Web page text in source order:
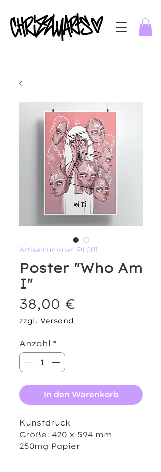
Artikelnummer: PL001
Poster "Who Am
I"
38,00 €
zzgl. Versand
Anzahl *
In den Warenkorb
Kunstdruck
Größe: 420 x 594 mm
250mg Papier